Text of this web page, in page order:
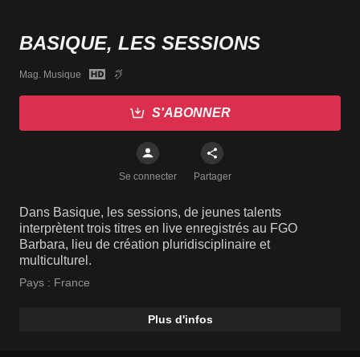
BASIQUE, LES SESSIONS
Mag. Musique
S'ABONNER
Se connecter Partager
Dans Basique, les sessions, de jeunes talents
interprètent trois titres en live enregistrés au FGO
Barbara, lieu de création pluridisciplinaire et
multiculturel.
Pays : France
Plus d'infos